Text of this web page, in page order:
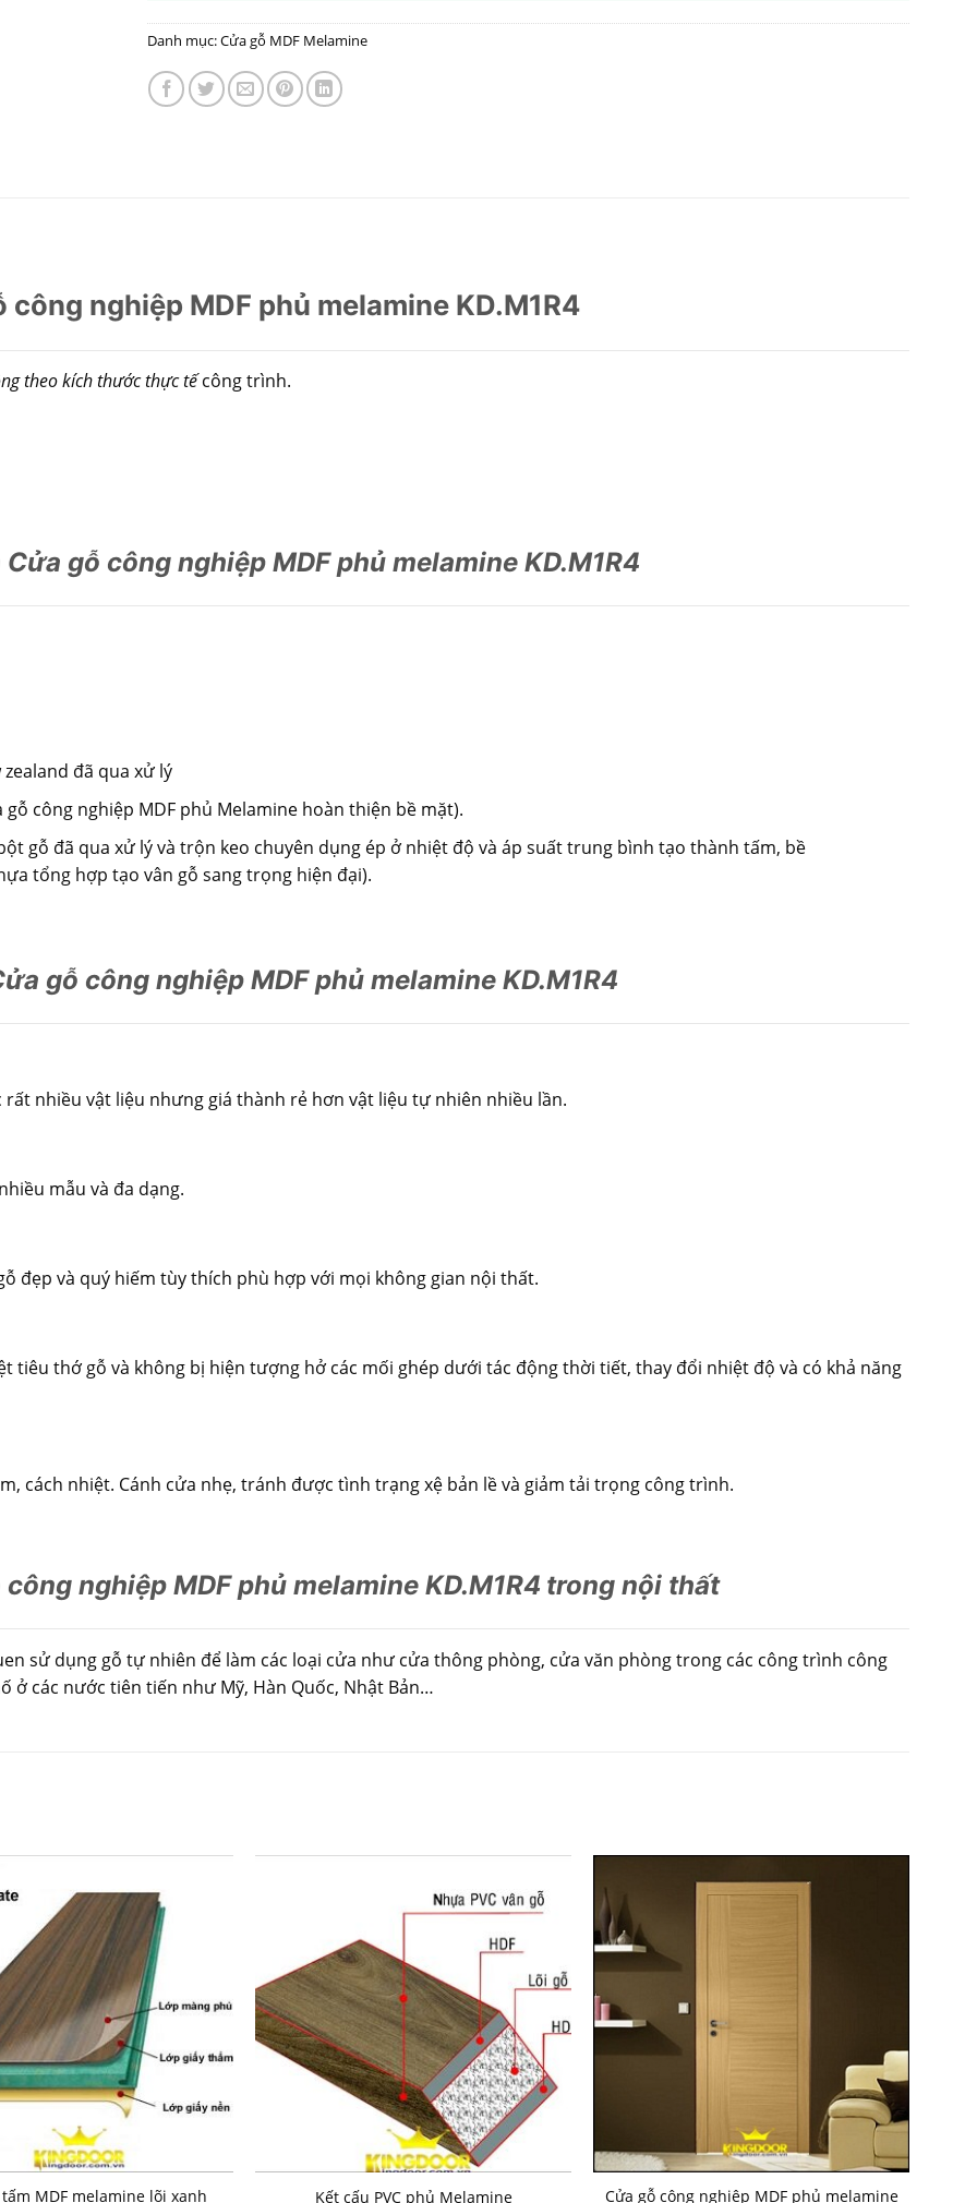
Danh mục:Cửa gỗ MDF Melamine
công nghiệp MDF phủ melamine KD.M1R4
theo kích thước thực tếcông trình.
gỗ công nghiệp MDF phủ melamine KD.M1R4
đã qua xử lý
công nghiệp MDF phủ Melamine hoàn thiện bề mặt).
gỗ đã qua xử lý và trộn keo chuyên dụng ép ở nhiệt độ và áp suất trung bình tạo thành tấm, bề
tổng hợp tạo vân gỗ sang trọng hiện đại).
gỗ công nghiệp MDF phủ melamine KD.M1R4
nhiều vật liệu nhưng giá thành rẻ hơn vật liệu tự nhiên nhiều lần.
mẫu và đa dạng.
đẹp và quý hiếm tùy thích phù hợp với mọi không gian nội thất.
tiêu thớ gỗ và không bị hiện tượng hở các mối ghép dưới tác động thời tiết, thay đổi nhiệt độ và có khả năng
cách nhiệt. Cánh cửa nhẹ, tránh được tình trạng xệ bản lề và giảm tải trọng công trình.
nghiệp MDF phủ melamine KD.M1R4 trong nội thất
sử dụng gỗ tự nhiên để làm các loại cửa như cửa thông phòng, cửa văn phòng trong các công trình công
ở các nước tiên tiến như Mỹ, Hàn Quốc, Nhật Bản…
MDF melamine lõi xanh Kết cấu PVC phủ Melamine Cửa gỗ công nghiệp MDF phủ melamine